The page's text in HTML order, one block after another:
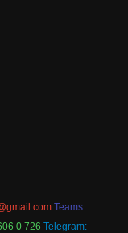
Teams:
0 726 Telegram: